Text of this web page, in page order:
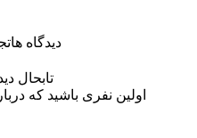
دیدگاه ها
تابحال
اولین نفری باشید که